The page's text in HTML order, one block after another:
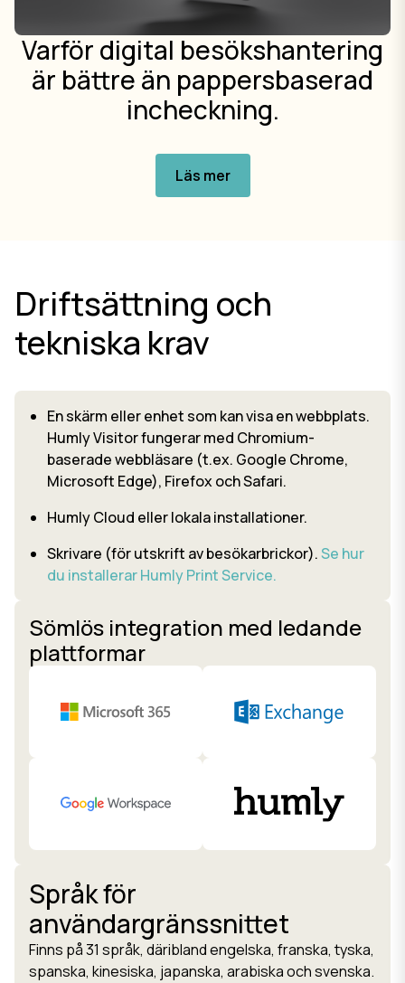
Varför digital besökshantering
är bättre än pappersbaserad
incheckning.
Läs mer
Driftsättning och
tekniska krav
En skärm eller enhet som kan visa en webbplats.
Humly Visitor fungerar med Chromium-
baserade webbläsare (t.ex. Google Chrome,
Microsoft Edge), Firefox och Safari.
Humly Cloud eller lokala installationer.
Skrivare (för utskrift av besökarbrickor).Se hur
du installerar Humly Print Service.
Sömlös integration med ledande
plattformar
Språk för
användargränssnittet
Finns på 31 språk, däribland engelska, franska, tyska,
spanska, kinesiska, japanska, arabiska och svenska.